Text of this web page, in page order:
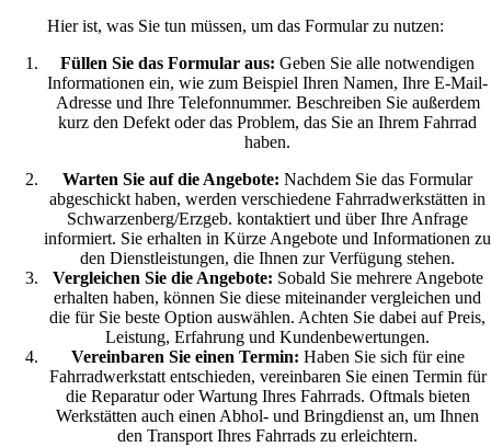
Hier ist, was Sie tun müssen, um das Formular zu nutzen:
Füllen Sie das Formular aus: Geben Sie alle notwendigen
Informationen ein, wie zum Beispiel Ihren Namen, Ihre E-Mail-
Adresse und Ihre Telefonnummer. Beschreiben Sie außerdem
kurz den Defekt oder das Problem, das Sie an Ihrem Fahrrad
haben.
Warten Sie auf die Angebote: Nachdem Sie das Formular
abgeschickt haben, werden verschiedene Fahrradwerkstätten in
Schwarzenberg/Erzgeb. kontaktiert und über Ihre Anfrage
informiert. Sie erhalten in Kürze Angebote und Informationen zu
den Dienstleistungen, die Ihnen zur Verfügung stehen.
Vergleichen Sie die Angebote: Sobald Sie mehrere Angebote
erhalten haben, können Sie diese miteinander vergleichen und
die für Sie beste Option auswählen. Achten Sie dabei auf Preis,
Leistung, Erfahrung und Kundenbewertungen.
Vereinbaren Sie einen Termin: Haben Sie sich für eine
Fahrradwerkstatt entschieden, vereinbaren Sie einen Termin für
die Reparatur oder Wartung Ihres Fahrrads. Oftmals bieten
Werkstätten auch einen Abhol- und Bringdienst an, um Ihnen
den Transport Ihres Fahrrads zu erleichtern.